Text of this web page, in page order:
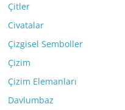
Çitler
Civatalar
Çizgisel Semboller
Çizim
Çizim Elemanları
Davlumbaz